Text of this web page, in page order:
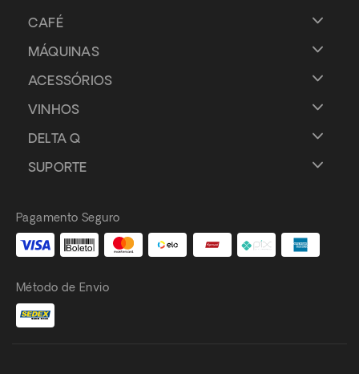
CAFÉ
MÁQUINAS
ACESSÓRIOS
VINHOS
DELTA Q
SUPORTE
Pagamento Seguro
Método de Envio